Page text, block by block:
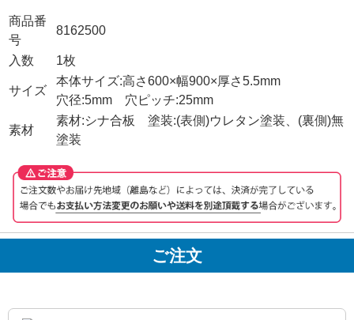
商品番
号
8162500
入数 1枚
サイズ
本体サイズ:高さ600×幅900×厚さ5.5mm
穴径:5mm 穴ピッチ:25mm
素材
素材:シナ合板 塗装:(表側)ウレタン塗装、(裏側)無
塗装
ご注文